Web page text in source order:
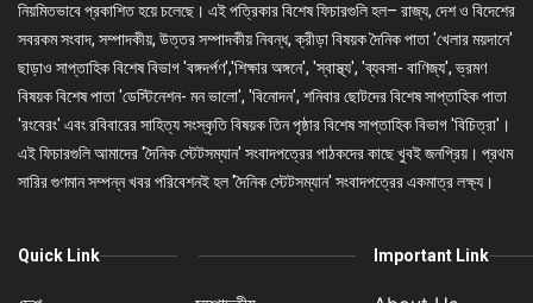
নিয়মিতভাবে প্রকাশিত হয়ে চলেছে। এই পত্রিকার বিশেষ ফিচারগুলি হল– রাজ্য, দেশ ও বিদেশের
সবরকম সংবাদ, সম্পাদকীয়, উত্তর সম্পাদকীয় নিবন্ধ, ক্রীড়া বিষয়ক দৈনিক পাতা 'খেলার ময়দানে'
ছাড়াও সাপ্তাহিক বিশেষ বিভাগ 'বঙ্গদর্পণ','শিক্ষার অঙ্গনে', 'স্বাস্থ্য', 'ব্যবসা- বাণিজ্য', ভ্রমণ
বিষয়ক বিশেষ পাতা 'ডেস্টিনেশন- মন ভালো', 'বিনোদন', শনিবার ছোটদের বিশেষ সাপ্তাহিক পাতা
'রংবেরং' এবং রবিবারের সাহিত্য সংস্কৃতি বিষয়ক তিন পৃষ্ঠার বিশেষ সাপ্তাহিক বিভাগ 'বিচিত্রা'।
এই ফিচারগুলি আমাদের 'দৈনিক স্টেটসম্যান' সংবাদপত্রের পাঠকদের কাছে খুবই জনপ্রিয়। প্রথম
সারির গুণমান সম্পন্ন খবর পরিবেশনই হল 'দৈনিক স্টেটসম্যান' সংবাদপত্রের একমাত্র লক্ষ্য।
Quick Link Important Link